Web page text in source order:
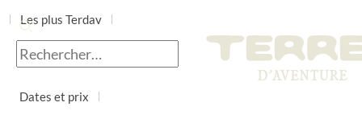
Les plus Terdav
Jour par jour
Dates et prix